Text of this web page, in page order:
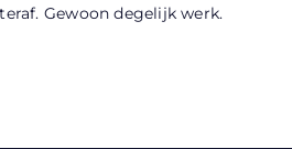
Gewoon degelijk werk.